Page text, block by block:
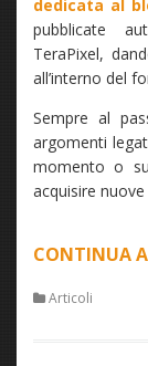
dedicata al
pubblicate
TeraPixel,
all’interno del
Sempre al
argomenti
momento o
acquisire
CONTINUA A
Articoli